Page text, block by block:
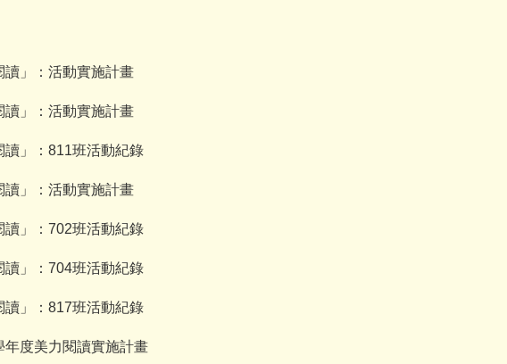
讀」：活動實施計畫
讀」：活動實施計畫
讀」：811班活動紀錄
讀」：活動實施計畫
讀」：702班活動紀錄
讀」：704班活動紀錄
讀」：817班活動紀錄
年度美力閱讀實施計畫